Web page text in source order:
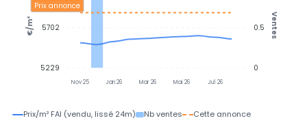
Nov 25 Jan 26 Mar 26 Mai 26 Jul 26
Prix annonce
0.5
0
Ventes
5702
5229
€/m²
Prix/m² FAI (vendu, lissé 24m) Nb ventes Cette annonce